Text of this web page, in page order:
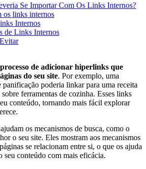
Se Importar Com Os Links Internos?
os links internos
Internos
de Links Internos
processo de adicionar hiperlinks que
do seu site. Por exemplo, uma
panificação poderia linkar para uma receita
ferramentas de cozinha. Esses links
conteúdo, tornando mais fácil explorar
os mecanismos de busca, como o
o seu site. Eles mostram aos mecanismos
se relacionam entre si, o que os ajuda
seu conteúdo com mais eficácia.